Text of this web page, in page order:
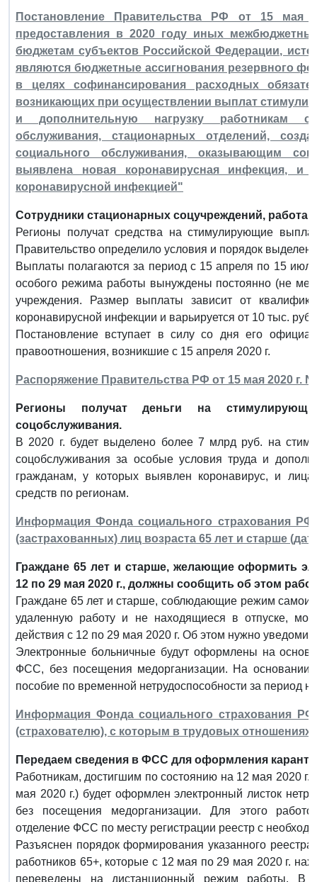
Постановление Правительства РФ от 15
предоставления в 2020 году иных
бюджетам субъектов Российской Федерации,
являются бюджетные ассигнования резервного
в целях софинансирования расходных
возникающих при осуществлении выплат
и дополнительную нагрузку работникам
обслуживания, стационарных отделений,
социального обслуживания, оказывающим
выявлена новая коронавирусная инфекция,
коронавирусной инфекцией"
Сотрудники стационарных соцучреждений,
Регионы получат средства на стимулирующие
Правительство определило условия и порядок
Выплаты полагаются за период с 15 апреля по 15
особого режима работы вынуждены постоянно (не
учреждения. Размер выплаты зависит от
коронавирусной инфекции и варьируется от 10 тыс.
Постановление вступает в силу со дня его
правоотношения, возникшие с 15 апреля 2020 г.
Распоряжение Правительства РФ от 15 мая 2020 г. N
Регионы получат деньги на
соцобслуживания.
В 2020 г. будет выделено более 7 млрд руб. на
соцобслуживания за особые условия труда и
гражданам, у которых выявлен коронавирус, и
средств по регионам.
Информация Фонда социального страхования
(застрахованных) лиц возраста 65 лет и старше
Граждане 65 лет и старше, желающие оформить
12 по 29 мая 2020 г., должны сообщить об этом
Граждане 65 лет и старше, соблюдающие режим
удаленную работу и не находящиеся в отпуске,
действия с 12 по 29 мая 2020 г. Об этом нужно
Электронные больничные будут оформлены на
ФСС, без посещения медорганизации. На основании
пособие по временной нетрудоспособности за период
Информация Фонда социального страхования
(страхователю), с которым в трудовых отношениях
Передаем сведения в ФСС для оформления
Работникам, достигшим по состоянию на 12 мая 2020 г.
мая 2020 г.) будет оформлен электронный листок
без посещения медорганизации. Для этого
отделение ФСС по месту регистрации реестр с
Разъяснен порядок формирования указанного
работников 65+, которые с 12 мая по 29 мая 2020 г.
переведены на дистанционный режим работы. В